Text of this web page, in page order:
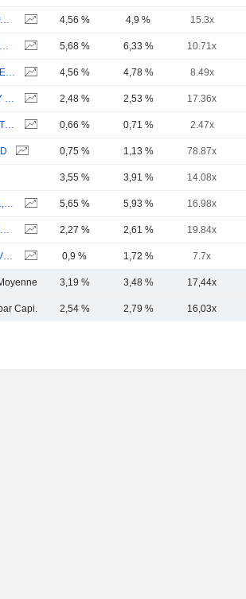
TSINGTAO BREWERY COMPANY LIMITED 4,56 % 4,9 % 15.3x
CHINA RESOURCES BEER (HOLDINGS) COMPANY LIMITED 5,68 % 6,33 % 10.71x
MOLSON COORS BEVERAGE COMPANY 4,56 % 4,78 % 8.49x
BEIJING YANJING BREWERY CO.,LTD. 2,48 % 2,53 % 17.36x
SAPPORO BREWERIES LIMITED 0,66 % 0,71 % 2.47x
0,75 % 1,13 % 78.87x
3,55 % 3,91 % 14.08x
CHONGQING BREWERY CO., LTD. 5,65 % 5,93 % 16.98x
GUANGZHOU ZHUJIANG BREWERY CO., LTD 2,27 % 2,61 % 19.84x
ANADOLU EFES BIRACILIK VE MALT SANAYII ANONIM SIRKETI 0,9 % 1,72 % 7.7x
3,19 % 3,48 % 17,44x
Capi. 2,54 % 2,79 % 16,03x